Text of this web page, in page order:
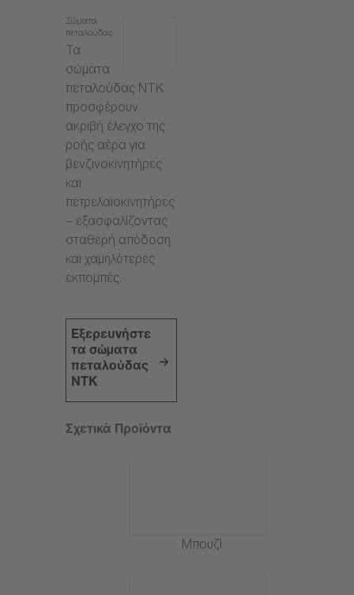
Σώματα
πεταλούδας
Τα
σώματα
πεταλούδας NTK
προσφέρουν
ακριβή έλεγχο της
ροής αέρα για
βενζινοκινητήρες
και
πετρελαιοκινητήρες
– εξασφαλίζοντας
σταθερή απόδοση
και χαμηλότερες
εκπομπές.
Εξερευνήστε
τα σώματα
πεταλούδας
NTK
Σχετικά Προϊόντα
Μπουζί